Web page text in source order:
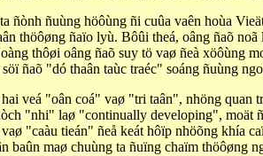
ñuùng höôùng ñi cuûa vaên hoùa
thöôøng ñaïo lyù. Bôûi theá, oâng ñaõ
thôøi oâng ñaõ suy tö vaø ñeà xöôùng
ñaõ "dó thaân taùc traéc" soáng ñuùng
veá "oân coá" vaø "tri taân", nhöng
"nhi" laø "continually developing", moät
"caàu tieán" ñeå keát hôïp nhöõng khía
baûn maø chuùng ta ñuïng chaïm